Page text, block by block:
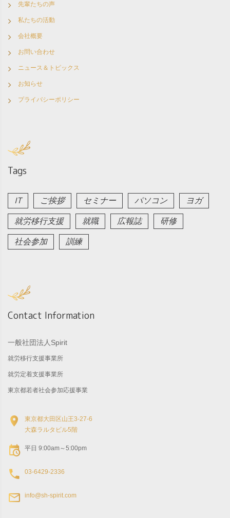
先輩たちの声
私たちの活動
会社概要
お問い合わせ
ニュース＆トピックス
お知らせ
プライバシーポリシー
Tags
IT ご挨拶 セミナー パソコン
ヨガ
就労移行支援
就職 広報誌
研修
社会参加
訓練
Contact Information
一般社団法人Spirit
就労移行支援事業所
就労定着支援事業所
東京都若者社会参加応援事業
東京都大田区山王3-27-6
大森ラルタビル5階
平日 9:00am～5:00pm
03-6429-2336
info@sh-spirit.com